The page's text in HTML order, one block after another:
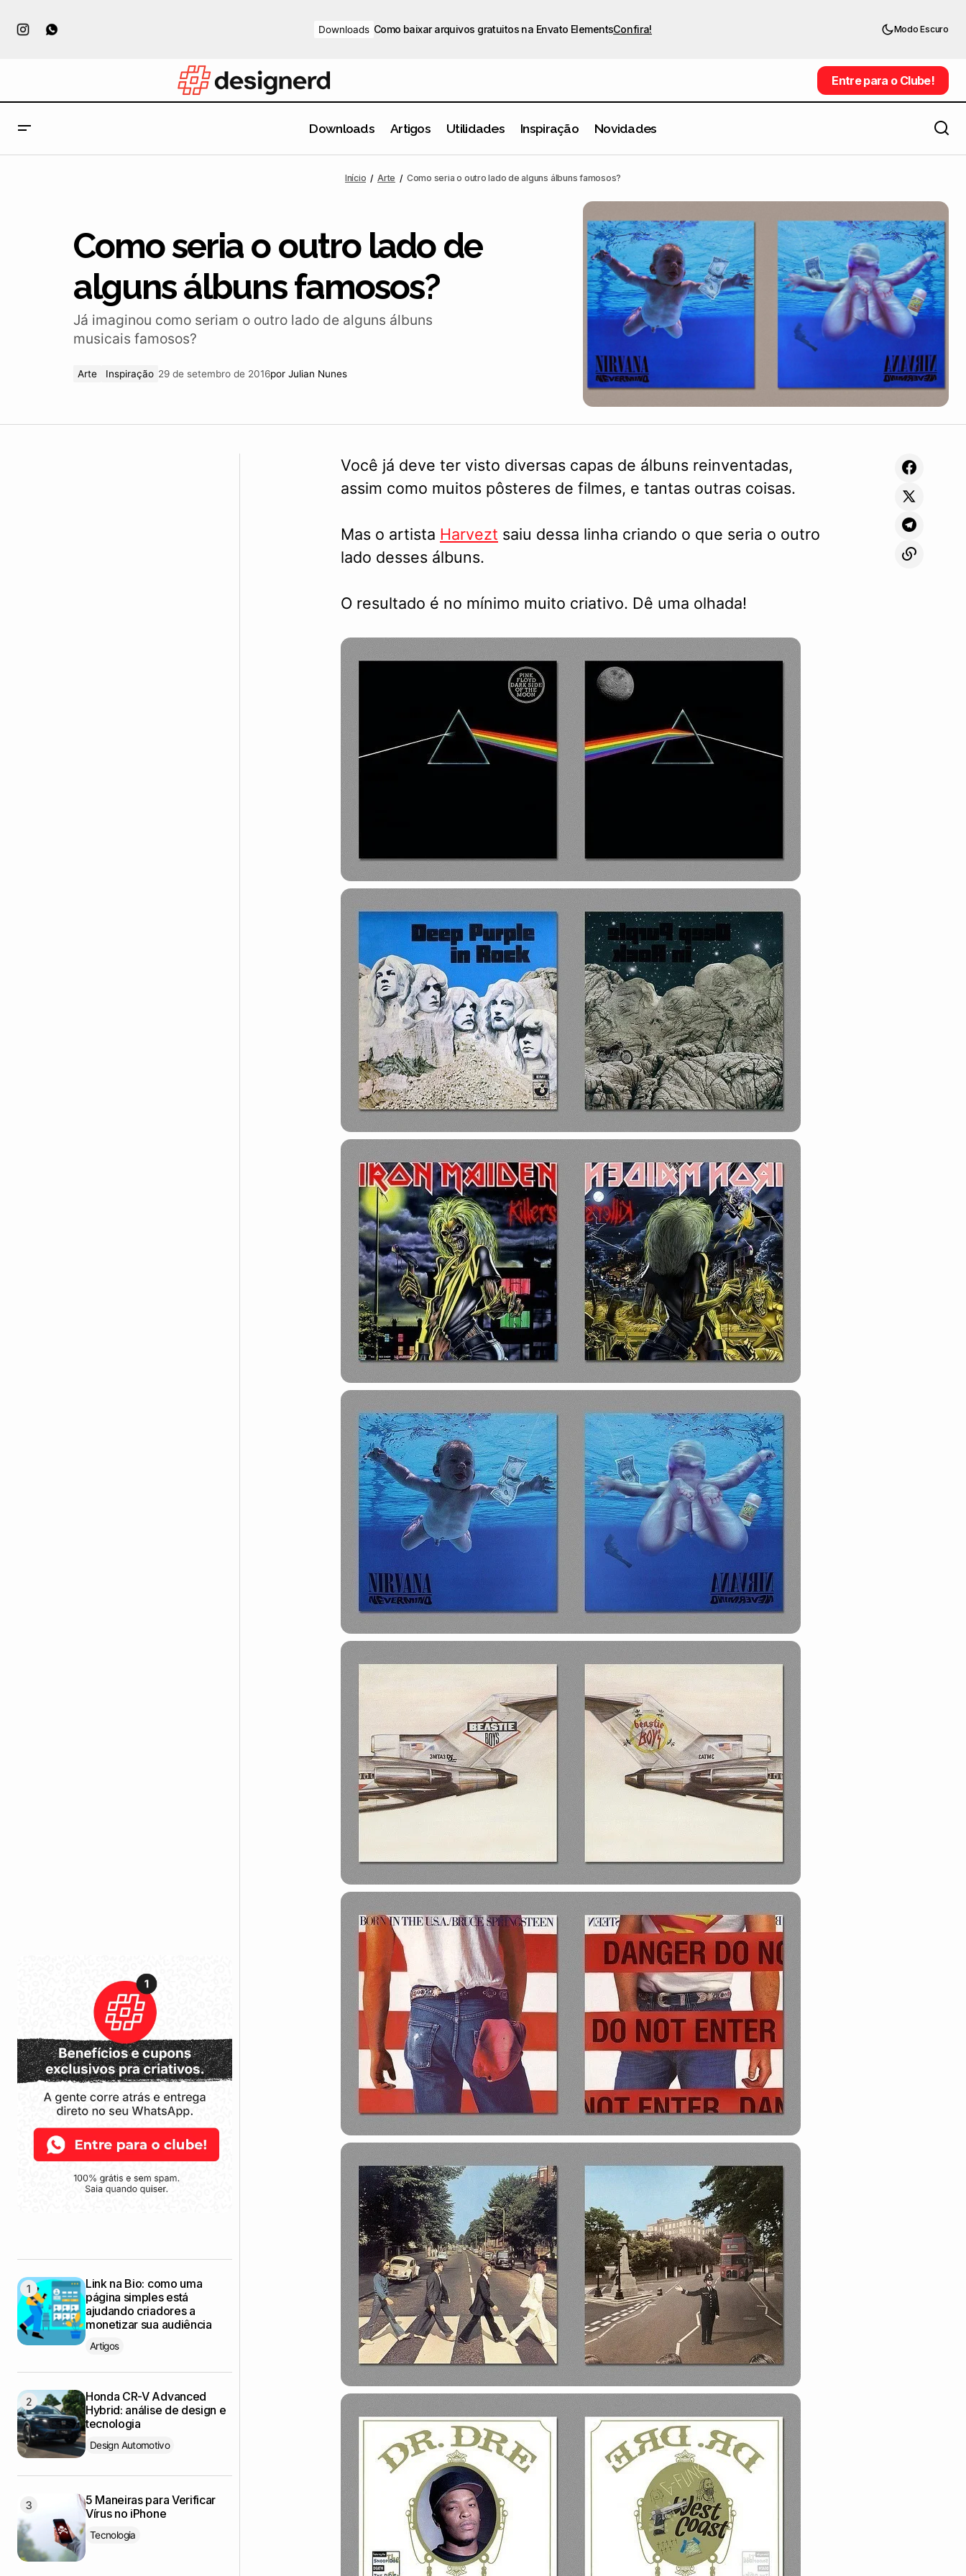
Downloads Como baixar arquivos gratuitos na Envato ElementsConfira! Modo Escuro
Entre para o Clube!
Entre para o Clube!
Downloads Artigos Utilidades Inspiração Novidades
Inspiração Como seria o outro lado de alguns álbuns famosos?
Início Arte Como seria o outro lado de alguns álbuns famosos?
Como seria o outro lado de
alguns álbuns famosos?
Já imaginou como seriam o outro lado de alguns álbuns
musicais famosos?
Arte Inspiração 29 de setembro de 2016por Julian Nunes
Você já deve ter visto diversas capas de álbuns reinventadas,
assim como muitos pôsteres de filmes, e tantas outras coisas.
Mas o artista Harvezt saiu dessa linha criando o que seria o outro
lado desses álbuns.
O resultado é no mínimo muito criativo. Dê uma olhada!
Link na Bio: como uma
página simples está
ajudando criadores a
monetizar sua audiência
Artigos
Honda CR-V Advanced
Hybrid: análise de design e
tecnologia
Design Automotivo
5 Maneiras para Verificar
Vírus no iPhone
Tecnologia